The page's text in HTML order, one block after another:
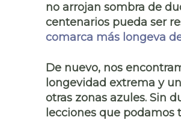
no arrojan sombra de
centenarios pueda ser
comarca más longeva
De nuevo, nos
longevidad extrema y
otras zonas azules. Sin
lecciones que podamos